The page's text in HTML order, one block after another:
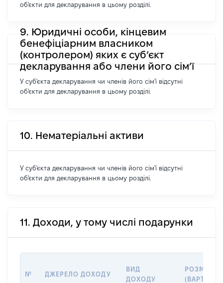
об'єкти для декларування в цьому розділі.
9. Юридичні особи, кінцевим
бенефіціарним власником
(контролером) яких є суб’єкт
декларування або члени його сім’ї
У суб'єкта декларування чи членів його сім'ї відсутні
об'єкти для декларування в цьому розділі.
10. Нематеріальні активи
У суб'єкта декларування чи членів його сім'ї відсутні
об'єкти для декларування в цьому розділі.
11. Доходи, у тому числі подарунки
№ ДЖЕРЕЛО ДОХОДУ
ВИД
ДОХОДУ
РОЗМІР
(ВАРТІСТЬ)